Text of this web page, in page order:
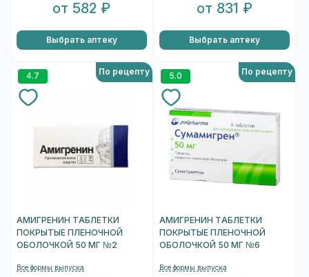
от 582 ₽
Выбрать аптеку
от 831 ₽
Выбрать аптеку
4.7 По рецепту
АМИГРЕНИН ТАБЛЕТКИ
ПОКРЫТЫЕ ПЛЕНОЧНОЙ
ОБОЛОЧКОЙ 50 МГ №2
Все формы выпуска
5.0 По рецепту
АМИГРЕНИН ТАБЛЕТКИ
ПОКРЫТЫЕ ПЛЕНОЧНОЙ
ОБОЛОЧКОЙ 50 МГ №6
Все формы выпуска